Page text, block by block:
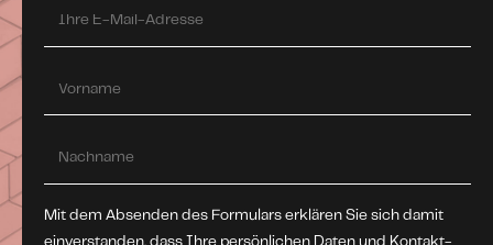
Mit dem Absenden des Formulars erklären Sie sich damit